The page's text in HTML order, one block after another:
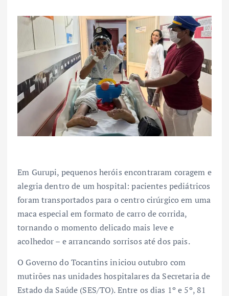
Em Gurupi, pequenos heróis encontraram coragem e
alegria dentro de um hospital: pacientes pediátricos
foram transportados para o centro cirúrgico em uma
maca especial em formato de carro de corrida,
tornando o momento delicado mais leve e
acolhedor – e arrancando sorrisos até dos pais.
O Governo do Tocantins iniciou outubro com
mutirões nas unidades hospitalares da Secretaria de
Estado da Saúde (SES/TO). Entre os dias 1º e 5º, 81